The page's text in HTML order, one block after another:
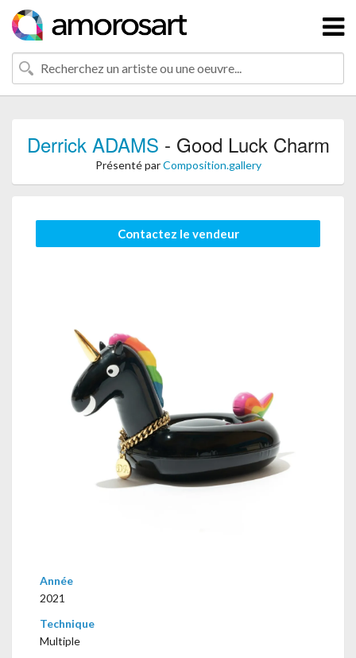
Derrick ADAMS - Good Luck Charm
Présenté parComposition.gallery
Contactez le vendeur
Année
2021
Technique
Multiple